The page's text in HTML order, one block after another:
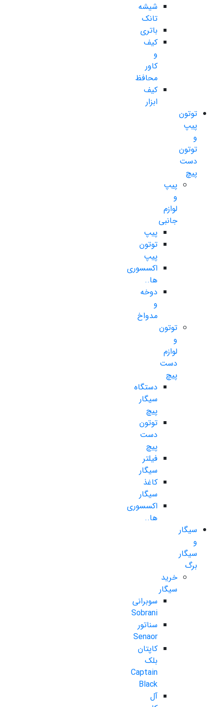
شیشه
تانک
باتری
کیف
و
کاور
محافظ
کیف
ابزار
توتون
پیپ
و
توتون
دست
پیچ
پیپ
و
لوازم
جانبی
پیپ
توتون
پیپ
اکسسوری
ها..
دوخه
و
مدواخ
توتون
و
لوازم
دست
پیچ
دستگاه
سیگار
پیچ
توتون
دست
پیچ
فیلتر
سیگار
کاغذ
سیگار
اکسسوری
ها..
سیگار
و
سیگار
برگ
خرید
سیگار
سوبرانی
Sobrani
سناتور
Senaor
کاپتان
بلک
Captain
Black
آل